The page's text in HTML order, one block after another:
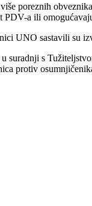
poreznih
a ili
UNO sastavili su
suradnji s
protiv